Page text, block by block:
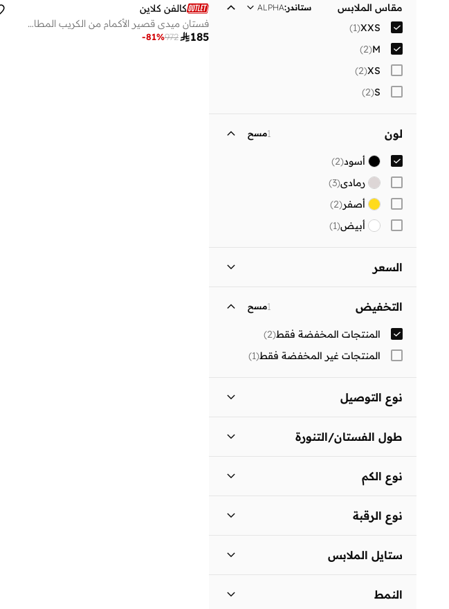
مقاس الملابس ستاندر:
ALPHA
XXS
(
1
)
M
(
2
)
XS
(
2
)
S
(
2
)
لون 1مسح
أسود(
2
)
رمادي(
3
)
أصفر(
2
)
أبيض(
1
)
السعر

انطلق
التخفيض 1مسح
المنتجات المخفضة فقط(
2
)
المنتجات غير المخفضة فقط(
1
)
نوع التوصيل
توصيل قياسي
)
طول الفستان/التنورة
نوع الكم
نوع الرقبة
رقبة على شكل حرف V
ستايل الملابس
النمط
كالفن كلاين
فستان ميدي قصير الأكمام من الكريب المطاطي
185
972
-81%